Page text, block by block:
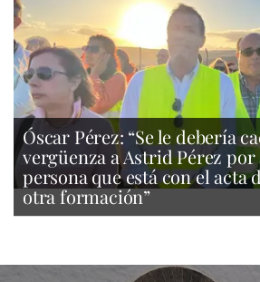
Óscar Pérez: “Se le debería
vergüenza a Astrid Pérez
persona que está con el acta
otra formación”